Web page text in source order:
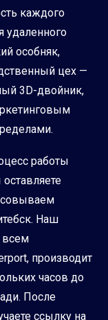
каждого
удаленного
особняк,
цех —
3D-двойник,
работы
Наш
всем
производит
часов до
После
ссылку на